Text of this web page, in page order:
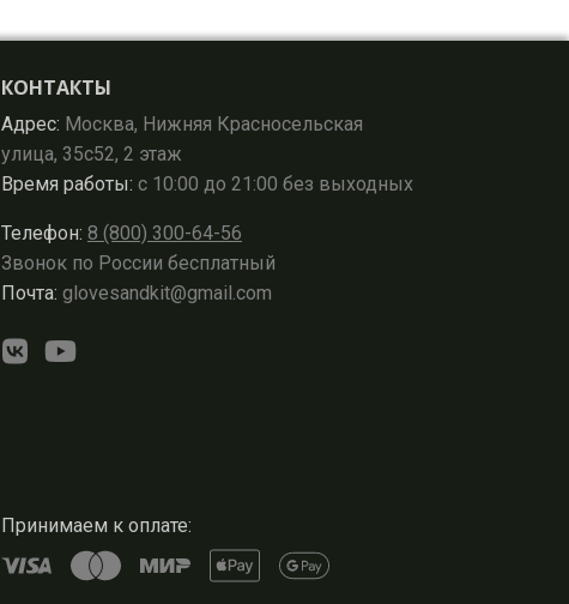
КОНТАКТЫ
Адрес: Москва, Нижняя Красносельская
улица, 35с52, 2 этаж
Время работы: с 10:00 до 21:00 без выходных
Телефон: 8 (800) 300-64-56
Звонок по России бесплатный
Почта: glovesandkit@gmail.com
Принимаем к оплате: